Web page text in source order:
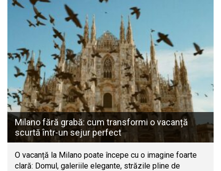
Milano fără grabă: cum transformi o vacanță
scurtă într-un sejur perfect
O vacanță la Milano poate începe cu o imagine foarte
clară: Domul, galeriile elegante, străzile pline de